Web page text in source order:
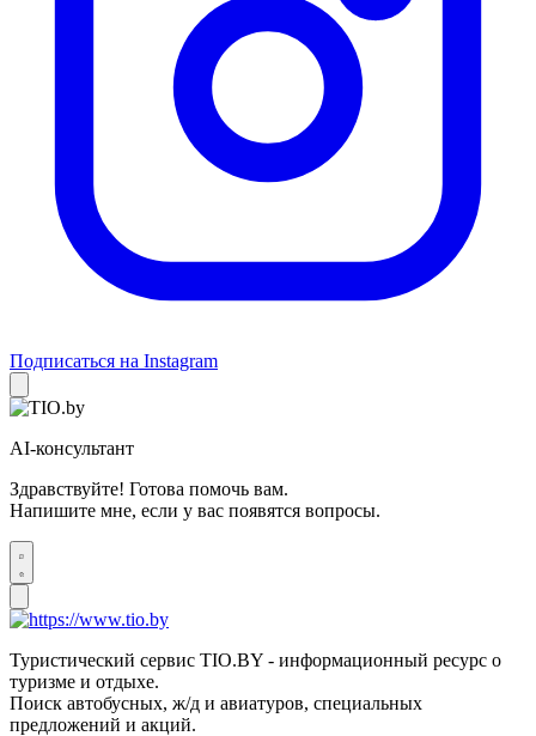
Подписаться на Instagram
AI-консультант
Здравствуйте! Готова помочь вам.
Напишите мне, если у вас появятся вопросы.
Туристический сервис TIO.BY - информационный ресурс о
туризме и отдыхе.
Поиск автобусных, ж/д и авиатуров, специальных
предложений и акций.